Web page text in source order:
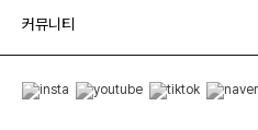
커뮤니티